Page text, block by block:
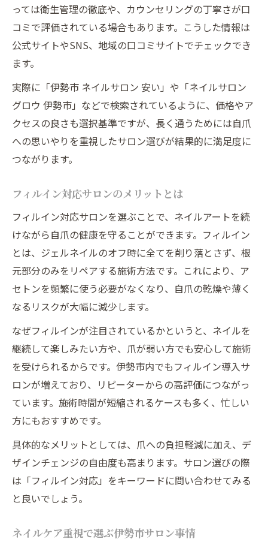
っては衛生管理の徹底や、カウンセリングの丁寧さが口
コミで評価されている場合もあります。こうした情報は
公式サイトやSNS、地域の口コミサイトでチェックでき
ます。
実際に「伊勢市 ネイルサロン 安い」や「ネイルサロン
グロウ 伊勢市」などで検索されているように、価格やア
クセスの良さも選択基準ですが、長く通うためには自爪
への思いやりを重視したサロン選びが結果的に満足度に
つながります。
フィルイン対応サロンのメリットとは
フィルイン対応サロンを選ぶことで、ネイルアートを続
けながら自爪の健康を守ることができます。フィルイン
とは、ジェルネイルのオフ時に全てを削り落とさず、根
元部分のみをリペアする施術方法です。これにより、ア
セトンを頻繁に使う必要がなくなり、自爪の乾燥や薄く
なるリスクが大幅に減少します。
なぜフィルインが注目されているかというと、ネイルを
継続して楽しみたい方や、爪が弱い方でも安心して施術
を受けられるからです。伊勢市内でもフィルイン導入サ
ロンが増えており、リピーターからの高評価につながっ
ています。施術時間が短縮されるケースも多く、忙しい
方にもおすすめです。
具体的なメリットとしては、爪への負担軽減に加え、デ
ザインチェンジの自由度も高まります。サロン選びの際
は「フィルイン対応」をキーワードに問い合わせてみる
と良いでしょう。
ネイルケア重視で選ぶ伊勢市サロン事情